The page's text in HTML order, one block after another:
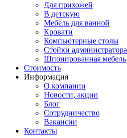
Для прихожей
В детскую
Мебель для ванной
Кровати
Компьютерные столы
Стойки администратора
Шпонированная мебель
Стоимость
Информация
О компании
Новости, акции
Блог
Сотрудничество
Вакансии
Контакты